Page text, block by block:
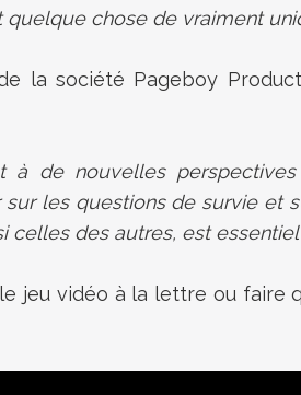
chose de vraiment
la société Pageboy
à de nouvelles
sur les questions de survie et
des autres, est essentiel
jeu vidéo à la lettre ou